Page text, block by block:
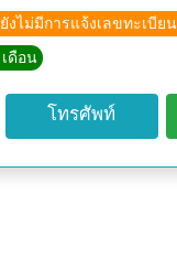
ทำสวน ที่ไม่เน้นควา
ผ่แช่น้ำยากันมอด ซึ่ง
า 10 ปี จึงแนะนำให้
ตรงประเภทงานก่อน
ดและแมลง
งไม่มีการแจ้งเลขทะเบีย
ดือน
โทรศัพท์